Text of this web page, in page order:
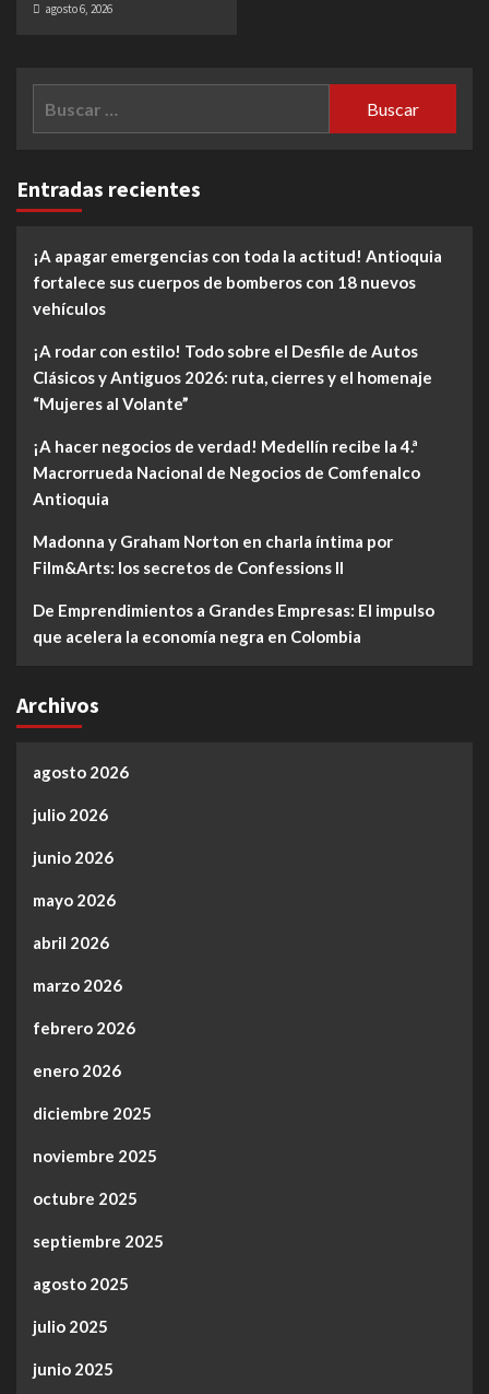
agosto 6, 2026
Entradas recientes
¡A apagar emergencias con toda la actitud! Antioquia
fortalece sus cuerpos de bomberos con 18 nuevos
vehículos
¡A rodar con estilo! Todo sobre el Desfile de Autos
Clásicos y Antiguos 2026: ruta, cierres y el homenaje
“Mujeres al Volante”
¡A hacer negocios de verdad! Medellín recibe la 4.ª
Macrorrueda Nacional de Negocios de Comfenalco
Antioquia
Madonna y Graham Norton en charla íntima por
Film&Arts: los secretos de Confessions II
De Emprendimientos a Grandes Empresas: El impulso
que acelera la economía negra en Colombia
Archivos
agosto 2026
julio 2026
junio 2026
mayo 2026
abril 2026
marzo 2026
febrero 2026
enero 2026
diciembre 2025
noviembre 2025
octubre 2025
septiembre 2025
agosto 2025
julio 2025
junio 2025